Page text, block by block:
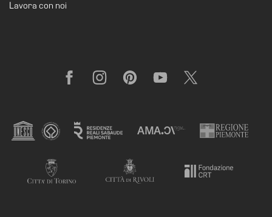
Lavora con noi
FacebookInstagramPinterestYouTube X